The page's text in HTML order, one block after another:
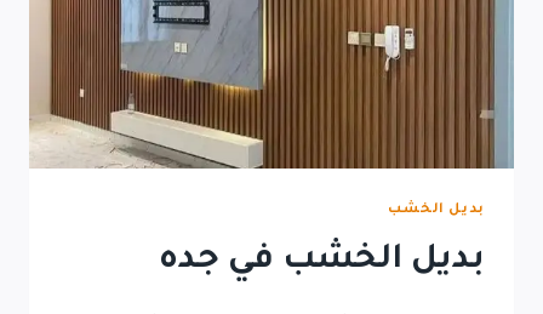
بديل الخشب
بديل الخشب في جده